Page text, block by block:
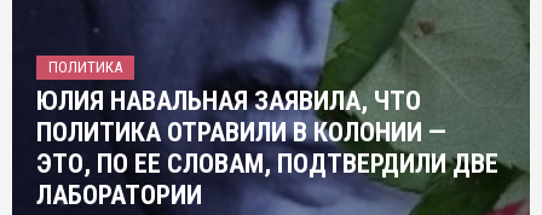
ПОЛИТИКА
ЮЛИЯ НАВАЛЬНАЯ ЗАЯВИЛА, ЧТО
ПОЛИТИКА ОТРАВИЛИ В КОЛОНИИ —
ЭТО, ПО ЕЕ СЛОВАМ, ПОДТВЕРДИЛИ ДВЕ
ЛАБОРАТОРИИ